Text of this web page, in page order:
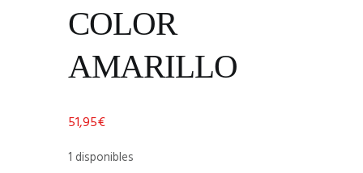
COLOR
AMARILLO
51,95€
1 disponibles